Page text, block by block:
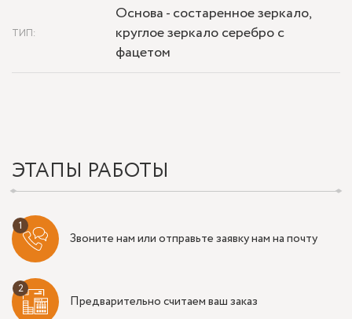
ТИП:
Основа - состаренное зеркало,
круглое зеркало серебро с
фацетом
ЭТАПЫ РАБОТЫ
Звоните нам или отправьте заявку нам на почту
Предварительно считаем ваш заказ